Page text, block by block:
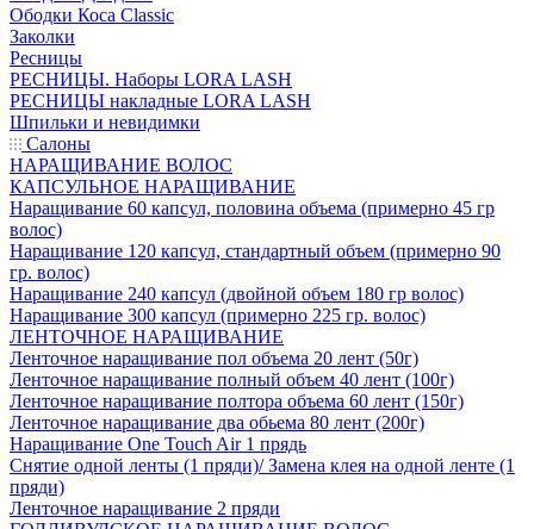
Ободки Коса Classic
Заколки
Ресницы
РЕСНИЦЫ. Наборы LORA LASH
РЕСНИЦЫ накладные LORA LASH
Шпильки и невидимки
Салоны
НАРАЩИВАНИЕ ВОЛОС
КАПСУЛЬНОЕ НАРАЩИВАНИЕ
Наращивание 60 капсул, половина объема (примерно 45 гр
волос)
Наращивание 120 капсул, стандартный объем (примерно 90
гр. волос)
Наращивание 240 капсул (двойной объем 180 гр волос)
Наращивание 300 капсул (примерно 225 гр. волос)
ЛЕНТОЧНОЕ НАРАЩИВАНИЕ
Ленточное наращивание пол объема 20 лент (50г)
Ленточное наращивание полный объем 40 лент (100г)
Ленточное наращивание полтора объема 60 лент (150г)
Ленточное наращивание два обьема 80 лент (200г)
Наращивание One Touch Air 1 прядь
Снятие одной ленты (1 пряди)/ Замена клея на одной ленте (1
пряди)
Ленточное наращивание 2 пряди